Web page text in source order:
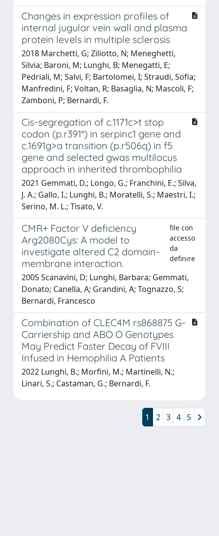
Changes in expression profiles of
internal jugular vein wall and plasma
protein levels in multiple sclerosis
2018 Marchetti, G; Ziliotto, N; Meneghetti,
Silvia; Baroni, M; Lunghi, B; Menegatti, E;
Pedriali, M; Salvi, F; Bartolomei, I; Straudi, Sofia;
Manfredini, F; Voltan, R; Basaglia, N; Mascoli, F;
Zamboni, P; Bernardi, F.
Cis-segregation of c.1171c>t stop
codon (p.r391*) in serpinc1 gene and
c.1691g>a transition (p.r506q) in f5
gene and selected gwas multilocus
approach in inherited thrombophilia
2021 Gemmati, D.; Longo, G.; Franchini, E.; Silva,
J. A.; Gallo, I.; Lunghi, B.; Moratelli, S.; Maestri, I.;
Serino, M. L.; Tisato, V.
CMR+ Factor V deficiency
Arg2080Cys: A model to
investigate altered C2 domain-
membrane interaction.
file con
accesso
da
definire
2005 Scanavini, D; Lunghi, Barbara; Gemmati,
Donato; Canella, A; Grandini, A; Tognazzo, S;
Bernardi, Francesco
Combination of CLEC4M rs868875 G-
Carriership and ABO O Genotypes
May Predict Faster Decay of FVIII
Infused in Hemophilia A Patients
2022 Lunghi, B.; Morfini, M.; Martinelli, N.;
Linari, S.; Castaman, G.; Bernardi, F.
1 2 3 4 5